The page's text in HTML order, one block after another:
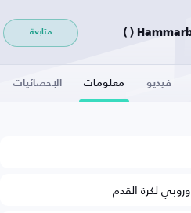
متابعة
فيديو معلومات الإحصائيات
لكرة القدم